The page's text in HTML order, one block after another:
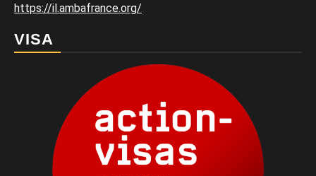
https://il.ambafrance.org/
VISA